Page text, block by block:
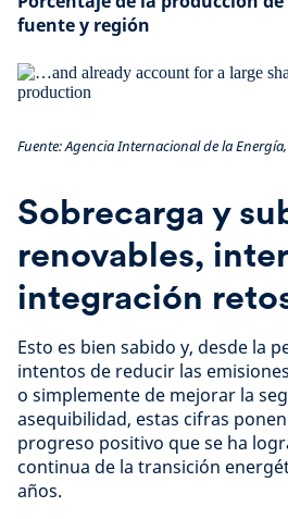
fuente y región
Fuente: Agencia Internacional de la
Sobrecarga y
renovables,
integración
Esto es bien sabido y, desde la
intentos de reducir las
o simplemente de mejorar la
asequibilidad, estas cifras
progreso positivo que se ha
continua de la transición
años.